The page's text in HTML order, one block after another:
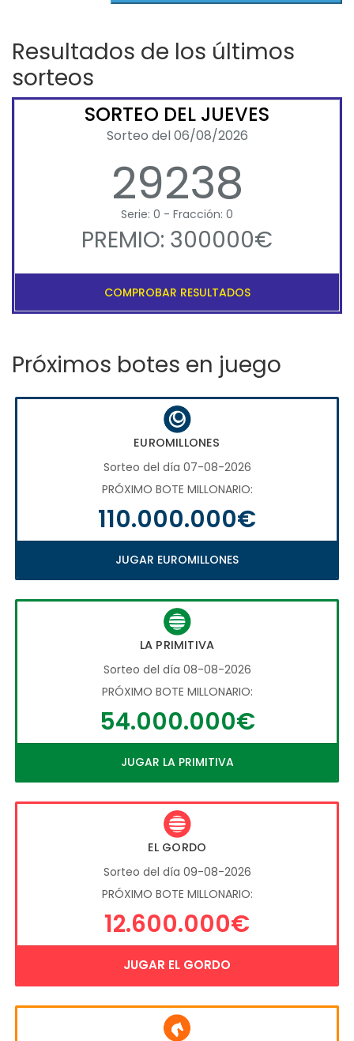
Resultados de los últimos
sorteos
SORTEO DEL JUEVES
Sorteo del 06/08/2026
29238
Serie: 0 - Fracción: 0
PREMIO: 300000€
COMPROBAR RESULTADOS
Próximos botes en juego
EUROMILLONES
Sorteo del día 07-08-2026
PRÓXIMO BOTE MILLONARIO:
110.000.000€
JUGAR EUROMILLONES
LA PRIMITIVA
Sorteo del día 08-08-2026
PRÓXIMO BOTE MILLONARIO:
54.000.000€
JUGAR LA PRIMITIVA
EL GORDO
Sorteo del día 09-08-2026
PRÓXIMO BOTE MILLONARIO:
12.600.000€
JUGAR EL GORDO